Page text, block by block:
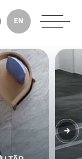
VỀ CHÚNG
GẠCH ỐP LÁT
EN